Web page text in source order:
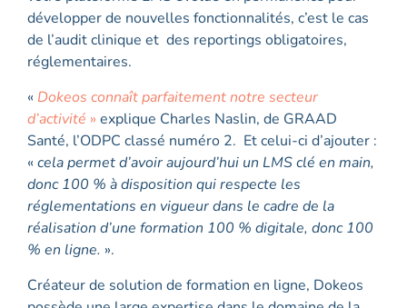
développer de nouvelles fonctionnalités, c’est le cas
de l’audit clinique et des reportings obligatoires,
réglementaires.
« Dokeos connaît parfaitement notre secteur
d’activité » explique Charles Naslin, de GRAAD
Santé, l’ODPC classé numéro 2. Et celui-ci d’ajouter :
« cela permet d’avoir aujourd’hui un LMS clé en main,
donc 100 % à disposition qui respecte les
réglementations en vigueur dans le cadre de la
réalisation d’une formation 100 % digitale, donc 100
% en ligne. ».
Créateur de solution de formation en ligne, Dokeos